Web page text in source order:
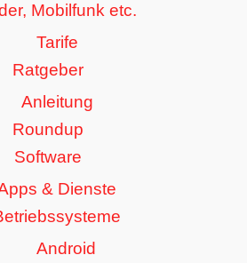
Mobilfunk etc.
Tarife
Ratgeber
Anleitung
Roundup
Software
& Dienste
Android